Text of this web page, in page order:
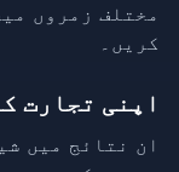
مختلف زمروں
کریں۔
اپنی تجارت
ان نتائج میں